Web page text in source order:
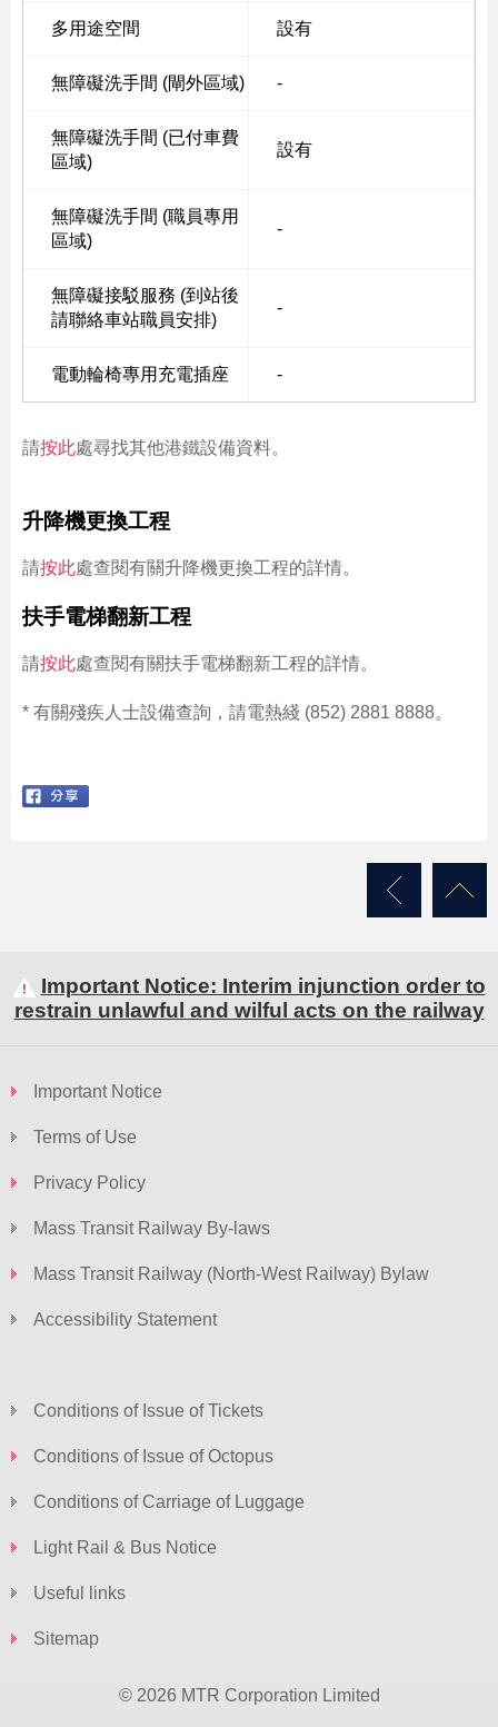
多用途空間 設有
無障礙洗手間 (閘外區域) -
無障礙洗手間 (已付車費
區域)
設有
無障礙洗手間 (職員專用
區域)
-
無障礙接駁服務 (到站後
請聯絡車站職員安排)
-
電動輪椅專用充電插座 -
請按此處尋找其他港鐵設備資料。
升降機更換工程
請按此處查閱有關升降機更換工程的詳情。
扶手電梯翻新工程
請按此處查閱有關扶手電梯翻新工程的詳情。
* 有關殘疾人士設備查詢，請電熱綫 (852) 2881 8888。
Important Notice: Interim injunction order to
restrain unlawful and wilful acts on the railway
Important Notice
Terms of Use
Privacy Policy
Mass Transit Railway By-laws
Mass Transit Railway (North-West Railway) Bylaw
Accessibility Statement
Conditions of Issue of Tickets
Conditions of Issue of Octopus
Conditions of Carriage of Luggage
Light Rail & Bus Notice
Useful links
Sitemap
© 2026 MTR Corporation Limited